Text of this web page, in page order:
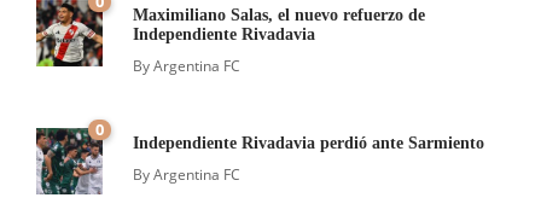
Maximiliano Salas, el nuevo refuerzo de
Independiente Rivadavia
ByArgentina FC
0
Independiente Rivadavia perdió ante Sarmiento
ByArgentina FC